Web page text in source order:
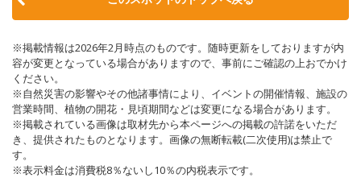
※掲載情報は2026年2月時点のものです。随時更新をしておりますが内
容が変更となっている場合がありますので、事前にご確認の上おでかけ
ください。
※自然災害の影響やその他諸事情により、イベントの開催情報、施設の
営業時間、植物の開花・見頃期間などは変更になる場合があります。
※掲載されている画像は取材先から本ページへの掲載の許諾をいただ
き、提供されたものとなります。画像の無断転載(二次使用)は禁止で
す。
※表示料金は消費税8％ないし10％の内税表示です。